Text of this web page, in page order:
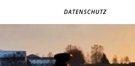
DATENSCHUTZ